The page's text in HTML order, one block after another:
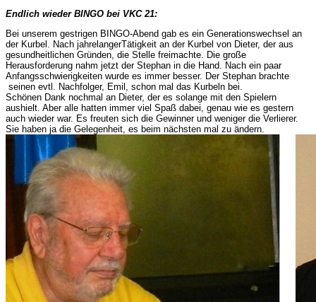
Endlich wieder BINGO bei VKC 21:
Bei unserem gestrigen BINGO-Abend gab es ein Generationswechsel an
der Kurbel. Nach jahrelangerTätigkeit an der Kurbel von Dieter, der aus
gesundheitlichen Gründen, die Stelle freimachte. Die große
Herausforderung nahm jetzt der Stephan in die Hand. Nach ein paar
Anfangsschwierigkeiten wurde es immer besser. Der Stephan brachte
seinen evtl. Nachfolger, Emil, schon mal das Kurbeln bei.
Schönen Dank nochmal an Dieter, der es solange mit den Spielern
aushielt. Aber alle hatten immer viel Spaß dabei, genau wie es gestern
auch wieder war. Es freuten sich die Gewinner und weniger die Verlierer.
Sie haben ja die Gelegenheit, es beim nächsten mal zu ändern.